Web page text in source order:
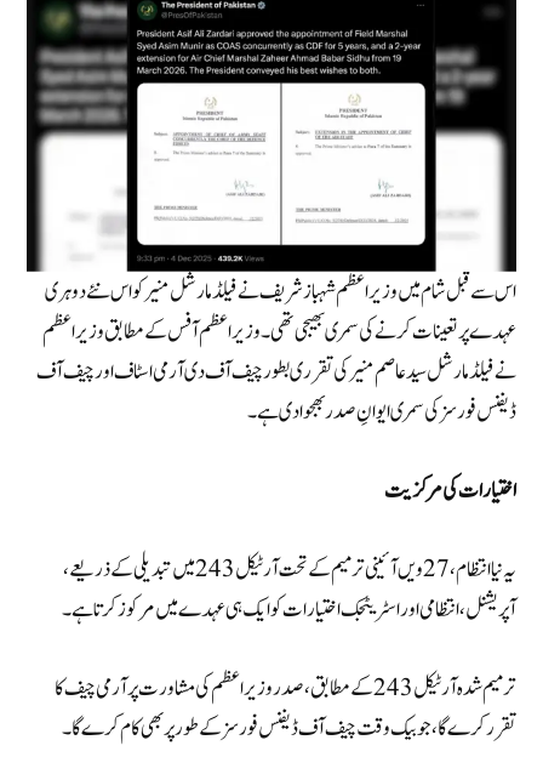
اس سے قبل شام میں وزیراعظم شہباز شریف نے فیلڈ مارشل منیر کو اس نئے دوہری
عہدے پر تعینات کرنے کی سمری بھیجی تھی۔وزیراعظم آفس کے مطابق وزیراعظم
نے فیلڈ مارشل سید عاصم منیر کی تقرری بطور چیف آف دی آرمی اسٹاف اور چیف آف
ڈیفنس فورسز کی سمری ایوانِ صدر بھجوا دی ہے۔
اختیارات کی مرکزیت
یہ نیا انتظام، 27ویں آئینی ترمیم کے تحت آرٹیکل 243 میں تبدیلی کے ذریعے،
آپریشنل، انتظامی اور اسٹریٹجک اختیارات کو ایک ہی عہدے میں مرکوز کرتا ہے۔
ترمیم شدہ آرٹیکل 243 کے مطابق، صدر وزیراعظم کی مشاورت پر آرمی چیف کا
تقرر کرے گا، جو بیک وقت چیف آف ڈیفنس فورسز کے طور پر بھی کام کرے گا۔